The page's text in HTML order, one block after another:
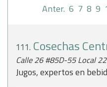
Anter. 6 7 8 9
111. Cosechas Centro
Calle 26 #85D-55 Local
Jugos, expertos en